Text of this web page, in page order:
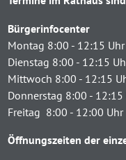
Bürgerinfocenter
Montag 8:00 - 12:15
Dienstag 8:00 - 12:15
Mittwoch 8:00 - 12:15
Donnerstag 8:00 -
Freitag 8:00 - 12:00 Uhr
Öffnungszeiten der